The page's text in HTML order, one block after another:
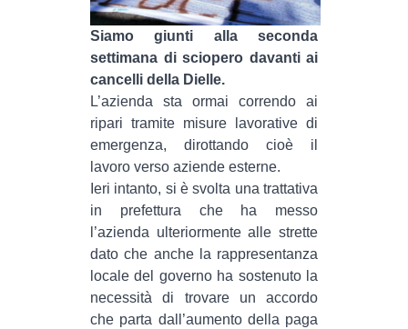
AMBIENTE
ANTIFASCISMO
GENERI
MIGRAZIONI
PRECARIATO
REPRESSIONE
STUDENTI
CULTURE
ARTE
Siamo giunti alla seconda
settimana di sciopero davanti ai
cancelli della Dielle.
L’azienda sta ormai correndo ai
ripari tramite misure lavorative di
emergenza, dirottando cioè il
lavoro verso aziende esterne.
Ieri intanto, si è svolta una trattativa
in prefettura che ha messo
l’azienda ulteriormente alle strette
dato che anche la rappresentanza
locale del governo ha sostenuto la
necessità di trovare un accordo
che parta dall’aumento della paga